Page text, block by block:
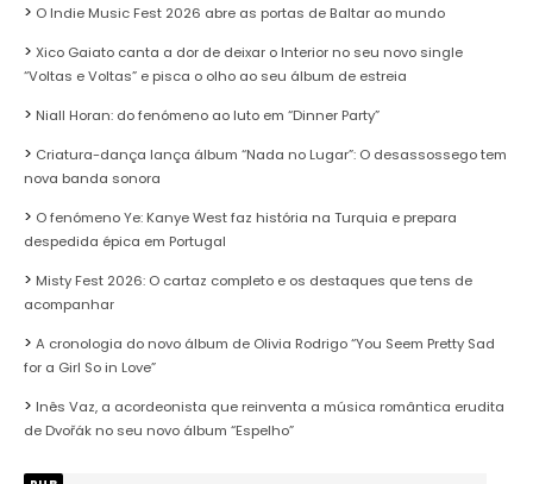
O Indie Music Fest 2026 abre as portas de Baltar ao mundo
Xico Gaiato canta a dor de deixar o Interior no seu novo single
“Voltas e Voltas” e pisca o olho ao seu álbum de estreia
Niall Horan: do fenómeno ao luto em “Dinner Party”
Criatura-dança lança álbum “Nada no Lugar”: O desassossego tem
nova banda sonora
O fenómeno Ye: Kanye West faz história na Turquia e prepara
despedida épica em Portugal
Misty Fest 2026: O cartaz completo e os destaques que tens de
acompanhar
A cronologia do novo álbum de Olivia Rodrigo “You Seem Pretty Sad
for a Girl So in Love”
Inês Vaz, a acordeonista que reinventa a música romântica erudita
de Dvořák no seu novo álbum “Espelho”